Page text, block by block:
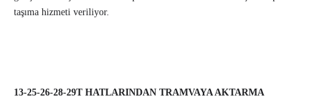
taşıma hizmeti veriliyor.
13-25-26-28-29T HATLARINDAN TRAMVAYA AKTARMA